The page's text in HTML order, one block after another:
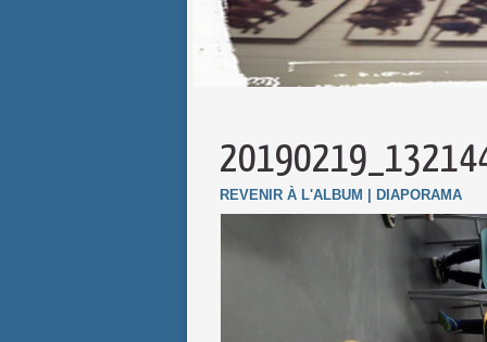
REVENIR À L'ALBUM DIAPORAMA